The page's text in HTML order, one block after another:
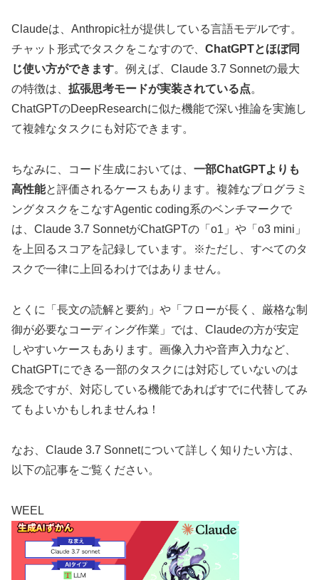
Claudeは、Anthropic社が提供している言語モデルです。
チャット形式でタスクをこなすので、 ChatGPTとほぼ同
じ使い方ができます。例えば、Claude 3.7 Sonnetの最大
の特徴は、 拡張思考モードが実装されている点。
ChatGPTのDeepResearchに似た機能で深い推論を実施し
て複雑なタスクにも対応できます。
ちなみに、コード生成においては、 一部ChatGPTよりも
高性能と評価されるケースもあります。複雑なプログラミ
ングタスクをこなすAgentic coding系のベンチマークで
は、Claude 3.7 SonnetがChatGPTの「o1」や「o3 mini」
を上回るスコアを記録しています。※ただし、すべてのタ
スクで一律に上回るわけではありません。
とくに「長文の読解と要約」や「フローが長く、厳格な制
御が必要なコーディング作業」では、Claudeの方が安定
しやすいケースもあります。画像入力や音声入力など、
ChatGPTにできる一部のタスクには対応していないのは
残念ですが、対応している機能であればすでに代替してみ
てもよいかもしれませんね！
なお、Claude 3.7 Sonnetについて詳しく知りたい方は、
以下の記事をご覧ください。
WEEL